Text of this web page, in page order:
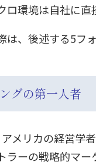
環境は自社に直
は、後述する5フ
グの第一人者
メリカの経営学
ラーの戦略的マ